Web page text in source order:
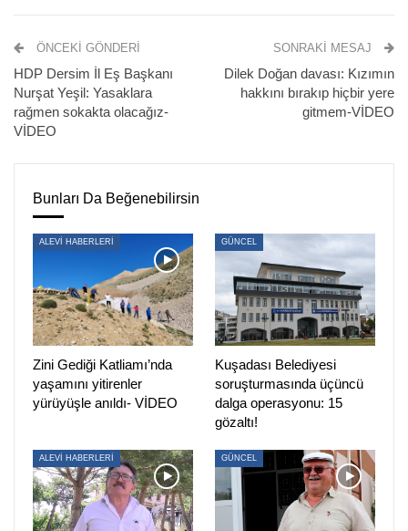
bırakıldı.
(HABER MERKEZİ)
ÖNCEKI GÖNDERI
HDP Dersim İl Eş Başkanı
Nurşat Yeşil: Yasaklara
rağmen sokakta olacağız-
VİDEO
SONRAKI MESAJ
Dilek Doğan davası: Kızımın
hakkını bırakıp hiçbir yere
gitmem-VİDEO
Bunları Da Beğenebilirsin
ALEVİ HABERLERİ
Zini Gediği Katliamı’nda
yaşamını yitirenler
yürüyüşle anıldı- VİDEO
GÜNCEL
Kuşadası Belediyesi
soruşturmasında üçüncü
dalga operasyonu: 15
gözaltı!
ALEVİ HABERLERİ GÜNCEL